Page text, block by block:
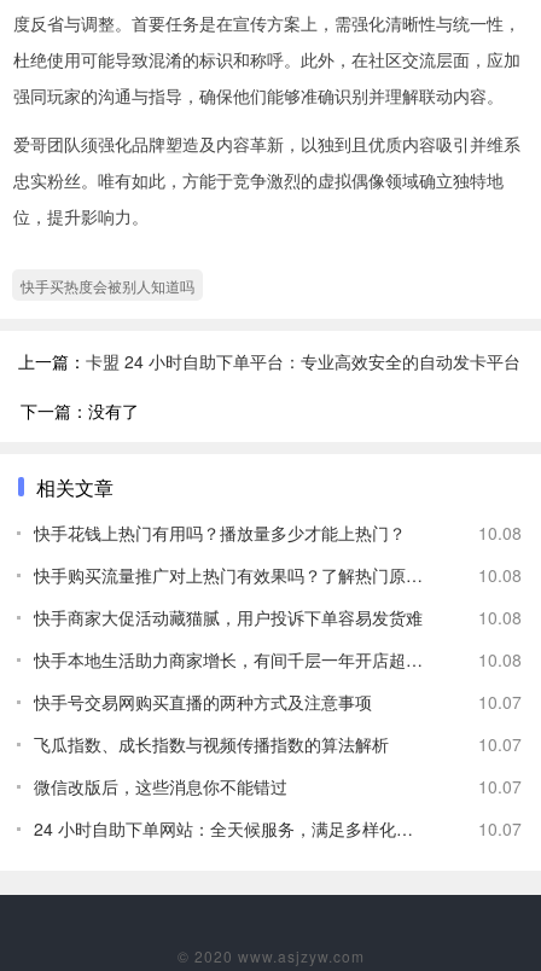
度反省与调整。首要任务是在宣传方案上，需强化清晰性与统一性，
杜绝使用可能导致混淆的标识和称呼。此外，在社区交流层面，应加
强同玩家的沟通与指导，确保他们能够准确识别并理解联动内容。
爱哥团队须强化品牌塑造及内容革新，以独到且优质内容吸引并维系
忠实粉丝。唯有如此，方能于竞争激烈的虚拟偶像领域确立独特地
位，提升影响力。
快手买热度会被别人知道吗
上一篇： 卡盟 24 小时自助下单平台：专业高效安全的自动发卡平台
下一篇：没有了
相关文章
快手花钱上热门有用吗？播放量多少才能上热门？
10.08
快手购买流量推广对上热门有效果吗？了解热门原理及影响因素
10.08
快手商家大促活动藏猫腻，用户投诉下单容易发货难
10.08
快手本地生活助力商家增长，有间千层一年开店超 200 家
10.08
快手号交易网购买直播的两种方式及注意事项
10.07
飞瓜指数、成长指数与视频传播指数的算法解析
10.07
微信改版后，这些消息你不能错过
10.07
24 小时自助下单网站：全天候服务，满足多样化需求，快速到账
10.07
© 2020 www.asjzyw.com